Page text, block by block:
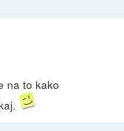
na to kako